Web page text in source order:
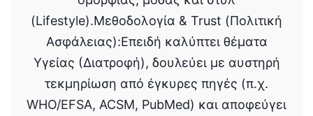
(Lifestyle).Μεθοδολογία & Trust (Πολιτική
Ασφάλειας):Επειδή καλύπτει θέματα
Υγείας (Διατροφή), δουλεύει με αυστηρή
τεκμηρίωση από έγκυρες πηγές (π.χ.
WHO/EFSA, ACSM, PubMed) και αποφεύγει